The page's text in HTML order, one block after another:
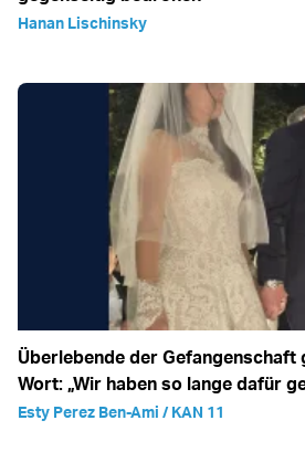
Hanan Lischinsky
Überlebende der Gefangenschaft
Wort: „Wir haben so lange dafür
Esty Perez Ben-Ami / KAN 11